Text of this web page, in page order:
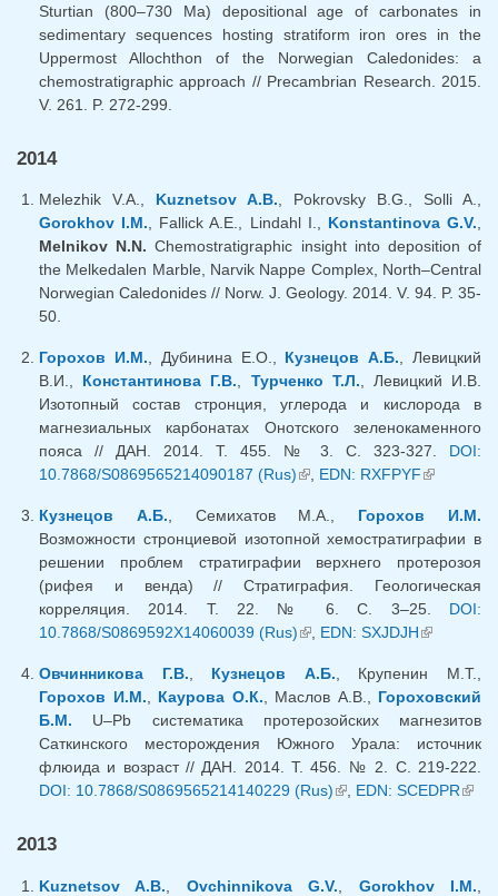
Sturtian (800–730 Ma) depositional age of carbonates in
sedimentary sequences hosting stratiform iron ores in the
Uppermost Allochthon of the Norwegian Caledonides: a
chemostratigraphic approach // Precambrian Research. 2015.
V. 261. P. 272-299.
2014
Melezhik V.A., Kuznetsov A.B., Pokrovsky B.G., Solli A.,
Gorokhov I.M., Fallick A.E., Lindahl I., Konstantinova G.V.,
Melnikov N.N. Chemostratigraphic insight into deposition of
the Melkedalen Marble, Narvik Nappe Complex, North–Central
Norwegian Caledonides // Norw. J. Geology. 2014. V. 94. P. 35-
50.
Горохов И.М., Дубинина Е.О., Кузнецов А.Б., Левицкий
В.И., Константинова Г.В., Турченко Т.Л., Левицкий И.В.
Изотопный состав стронция, углерода и кислорода в
магнезиальных карбонатах Онотского зеленокаменного
пояса // ДАН. 2014. Т. 455. № 3. С. 323-327. DOI:
10.7868/S0869565214090187 (Rus)(внешняя ссылка)
, EDN: RXFPYF(внешняя
Кузнецов А.Б., Семихатов М.А., Горохов И.М.
Возможности стронциевой изотопной хемостратиграфии в
решении проблем стратиграфии верхнего протерозоя
(рифея и венда) // Стратиграфия. Геологическая
корреляция. 2014. Т. 22. № 6. С. 3–25. DOI:
10.7868/S0869592X14060039 (Rus)(внешняя ссылка)
, EDN: SXJDJH(внешняя
Овчинникова Г.В., Кузнецов А.Б., Крупенин М.Т.,
Горохов И.М., Каурова О.К., Маслов А.В., Гороховский
Б.М. U–Pb систематика протерозойских магнезитов
Саткинского месторождения Южного Урала: источник
флюида и возраст // ДАН. 2014. Т. 456. № 2. С. 219-222.
DOI: 10.7868/S0869565214140229 (Rus)(внешняя ссылка)
, EDN: SCEDPR
2013
Kuznetsov A.B. Ovchinnikova G.V. Gorokhov I.M.